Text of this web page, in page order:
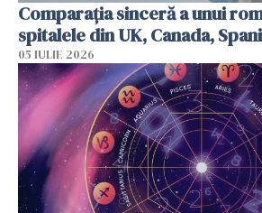
Comparația sinceră a unui
spitalele din UK, Canada,
05 IULIE 2026